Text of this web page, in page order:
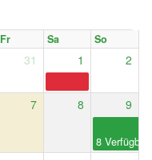
Fr Sa So
31 1 2
7 8 9
8 Verfügbar